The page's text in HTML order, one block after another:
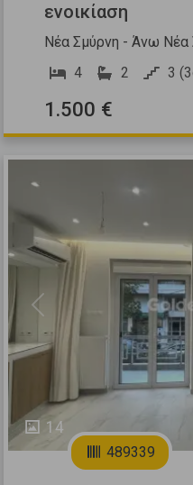
ενοικίαση
Νέα Σμύρνη - Άνω Νέα
4
2 3
1.500 €
14
Previous
489339